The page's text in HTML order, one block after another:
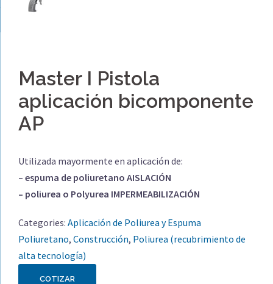
Master I Pistola
aplicación bicomponente
AP
Utilizada mayormente en aplicación de:
– espuma de poliuretano AISLACIÓN
– poliurea o Polyurea IMPERMEABILIZACIÓN
Categories: Aplicación de Poliurea y Espuma
Poliuretano, Construcción, Poliurea (recubrimiento de
alta tecnología)
COTIZAR